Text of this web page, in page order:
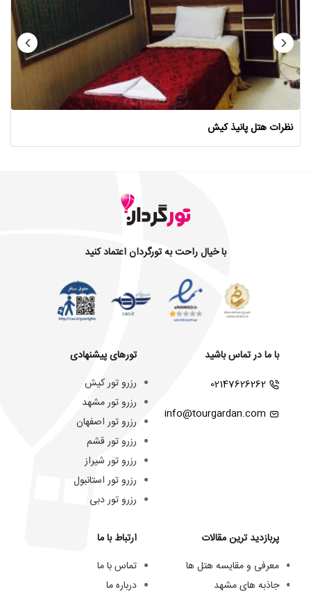
نظرات هتل پانیذ کیش
با خیال راحت به تورگردان اعتماد کنید
با ما در تماس باشید
02147626262
info@tourgardan.com
تورهای پیشنهادی
رزرو تور کیش
رزرو تور مشهد
رزرو تور اصفهان
رزرو تور قشم
رزرو تور شیراز
رزرو تور استانبول
رزرو تور دبی
پربازدید ترین مقالات
معرفی و مقایسه هتل ها
جاذبه های مشهد
ارتباط با ما
تماس با ما
درباره ما